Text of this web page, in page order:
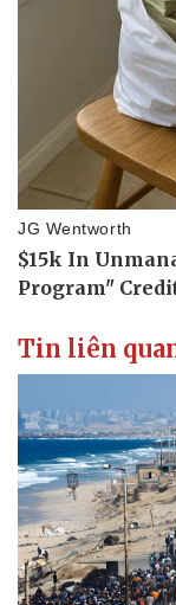
Thể thao
Lịch thi đấu bóng đá
Thế giới thể thao
eSports
Hậu trường
Tin liên